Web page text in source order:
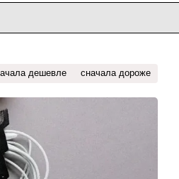
дешевле сначала дороже